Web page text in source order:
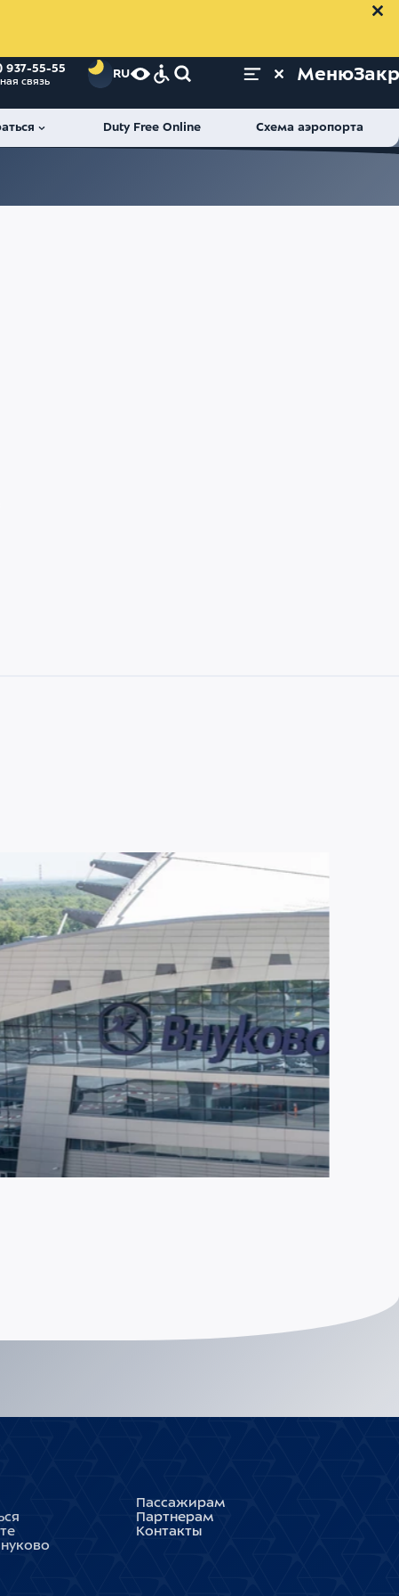
937-55-55
связь
RU Меню
Duty Free Online Схема аэропорта
2026 2243
Внуково становится партнером
Шереметьево по управлению
Домодедово
Пассажирам
Партнерам
Контакты